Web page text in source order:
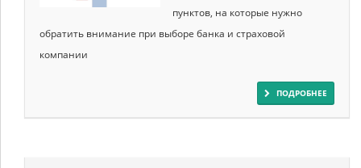
пунктов, на которые нужно
обратить внимание при выборе банка и страховой
компании
ПОДРОБНЕЕ